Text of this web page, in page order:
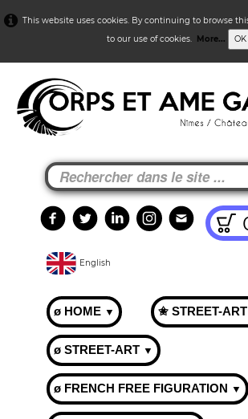
This website uses cookies. By continuing to browse
to our use of cookies. More... OK
English
ø HOME ▼ ✬ STREET-ART
ø STREET-ART ▼
ø FRENCH FREE FIGURATION ▼